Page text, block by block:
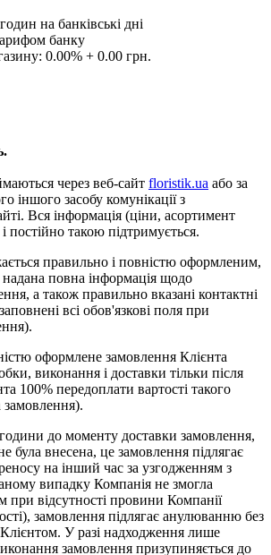
на банківські дні
банку
0.00% + 0.00 грн.
через веб-сайт floristik.ua або за
іншого засобу комунікації з
Вся інформація (ціни, асортимент
постійно такою підтримується.
правильно і повністю оформленим,
повна інформація щодо
а також правильно вказані контактні
всі обов'язкові поля при
оформлене замовлення Клієнта
виконання і доставки тільки після
100% передоплати вартості такого
до моменту доставки замовлення,
була внесена, це замовлення підлягає
на інший час за узгодженням з
випадку Компанія не змогла
при відсутності провини Компанії
замовлення підлягає анулюванню без
У разі надходження лише
замовлення призупиняється до